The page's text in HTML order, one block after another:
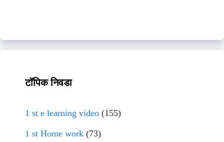
टॉपिक निवडा
1 st e learning video (155)
1 st Home work (73)